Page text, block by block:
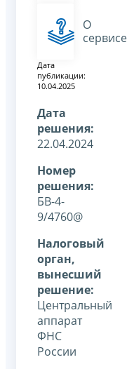
О
сервисе
Дата
публикации:
10.04.2025
Дата
решения:
22.04.2024
Номер
решения:
БВ-4-
9/4760@
Налоговый
орган,
вынесший
решение:
Центральный
аппарат
ФНС
России